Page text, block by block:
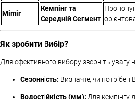
Mimir
Кемпінг та
Середній Сегмент
Як зробити Вибір?
Для ефективного вибору зверніть увагу
Сезонність: Визначте, чи потрібен
Водостійкість (мм): Для кемпінгу